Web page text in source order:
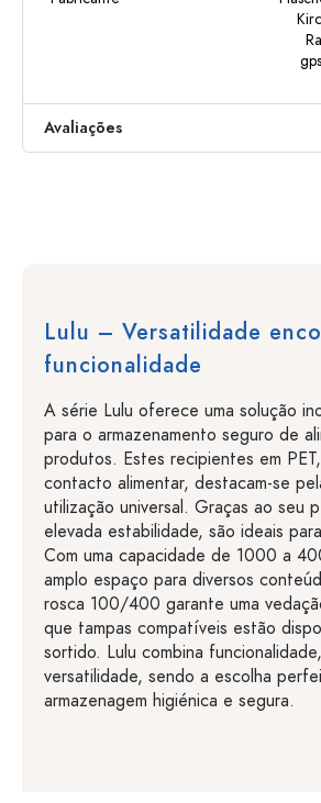
Avaliações
Lulu – Versatilidade
funcionalidade
A série Lulu oferece uma solução
para o armazenamento seguro de
produtos. Estes recipientes em
contacto alimentar, destacam-se
utilização universal. Graças ao seu
elevada estabilidade, são ideais
Com uma capacidade de 1000 a
amplo espaço para diversos
rosca 100/400 garante uma
que tampas compatíveis estão
sortido. Lulu combina
versatilidade, sendo a escolha
armazenagem higiénica e segura.